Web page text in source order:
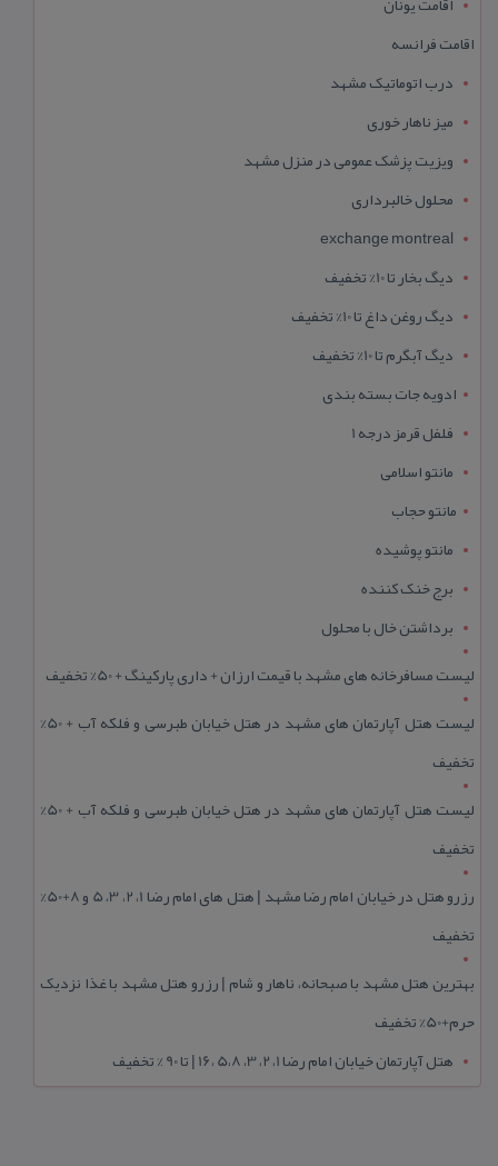
اقامت فرانسه
درب اتوماتیک مشهد
میز ناهار خوری
ویزیت پزشک عمومی در منزل مشهد
محلول خالبرداری
exchange montreal
دیگ بخار تا 10% تخفیف
دیگ روغن داغ تا 10% تخفیف
دیگ آبگرم تا 10% تخفیف
ادویه جات بسته بندی
فلفل قرمز درجه 1
مانتو اسلامی
مانتو حجاب
مانتو پوشیده
برج خنک کننده
برداشتن خال با محلول
لیست مسافرخانه های مشهد با قیمت ارزان + داری پارکینگ + 50% تخفیف
لیست هتل آپارتمان های مشهد در هتل خیابان طبرسی و فلکه آب + 50%
تخفیف
لیست هتل آپارتمان های مشهد در هتل خیابان طبرسی و فلکه آب + 50%
تخفیف
رزرو هتل در خیابان امام رضا مشهد | هتل‌ های امام رضا 1، 2، 3، 5 و 8+50%
تخفیف
بهترین هتل مشهد با صبحانه، ناهار و شام | رزرو هتل مشهد با غذا نزدیک
حرم+50% تخفیف
هتل آپارتمان خیابان امام رضا 1، 2، 3، 5،8 ،16 | تا 90 % تخفیف